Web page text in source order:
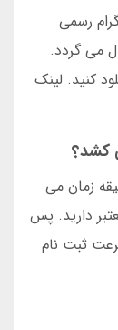
رسمی
می گردد.
کنید. لینک
کشد؟
نام در سایت دارا بت کمتر از 3 دقیقه زمان می
دارید. پس
ثبت نام